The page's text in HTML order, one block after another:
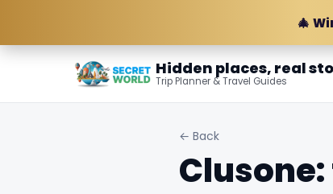
🎄
Hidden places, real
Trip Planner & Travel Guides
← Back